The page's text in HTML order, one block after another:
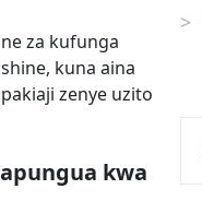
za kufunga
kuna aina
zenye uzito
kwa